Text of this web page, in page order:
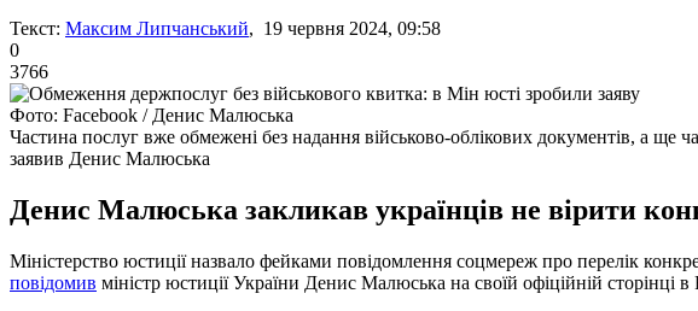
Текст: Максим Липчанський, 19 червня 2024, 09:58
0
3766
Фото: Facebook / Денис Малюська
Частина послуг вже обмежені без надання військово-облікових документів, а
заявив Денис Малюська
Денис Малюська закликав українців не вірити
Міністерство юстиції назвало фейками повідомлення соцмереж про перелік
повідомив міністр юстиції України Денис Малюська на своїй офіційній сторінці в